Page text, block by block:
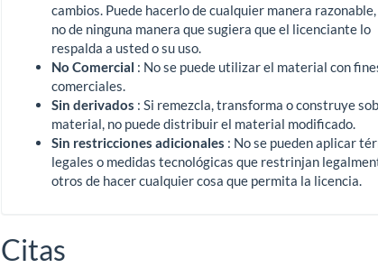
cambios. Puede hacerlo de cualquier manera
no de ninguna manera que sugiera que el licenciante lo
respalda a usted o su uso.
No Comercial : No se puede utilizar el material con
comerciales.
Sin derivados : Si remezcla, transforma o construye
material, no puede distribuir el material modificado.
Sin restricciones adicionales : No se pueden aplicar
legales o medidas tecnológicas que restrinjan
otros de hacer cualquier cosa que permita la licencia.
Citas